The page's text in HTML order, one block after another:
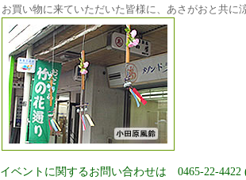
お買い物に来ていただいた皆様に、あさがおと共
イベントに関するお問い合わせは 0465-22-4422